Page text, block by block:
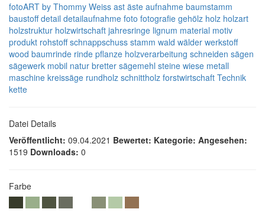
fotoART by Thommy Weiss ast äste aufnahme baumstamm
baustoff detail detailaufnahme foto fotografie gehölz holz holzart
holzstruktur holzwirtschaft jahresringe lignum material motiv
produkt rohstoff schnappschuss stamm wald wälder werkstoff
wood baumrinde rinde pflanze holzverarbeitung schneiden sägen
sägewerk mobil natur bretter sägemehl steine wiese metall
maschine kreissäge rundholz schnittholz forstwirtschaft Technik
kette
Datei Details
Veröffentlicht: 09.04.2021 Bewertet: Kategorie: Angesehen:
1519 Downloads: 0
Farbe